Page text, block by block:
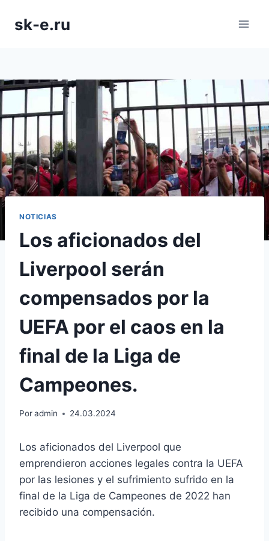
sk-e.ru
NOTICIAS
Los aficionados del
Liverpool serán
compensados por la
UEFA por el caos en la
final de la Liga de
Campeones.
Poradmin 24.03.2024
Los aficionados del Liverpool que
emprendieron acciones legales contra la UEFA
por las lesiones y el sufrimiento sufrido en la
final de la Liga de Campeones de 2022 han
recibido una compensación.